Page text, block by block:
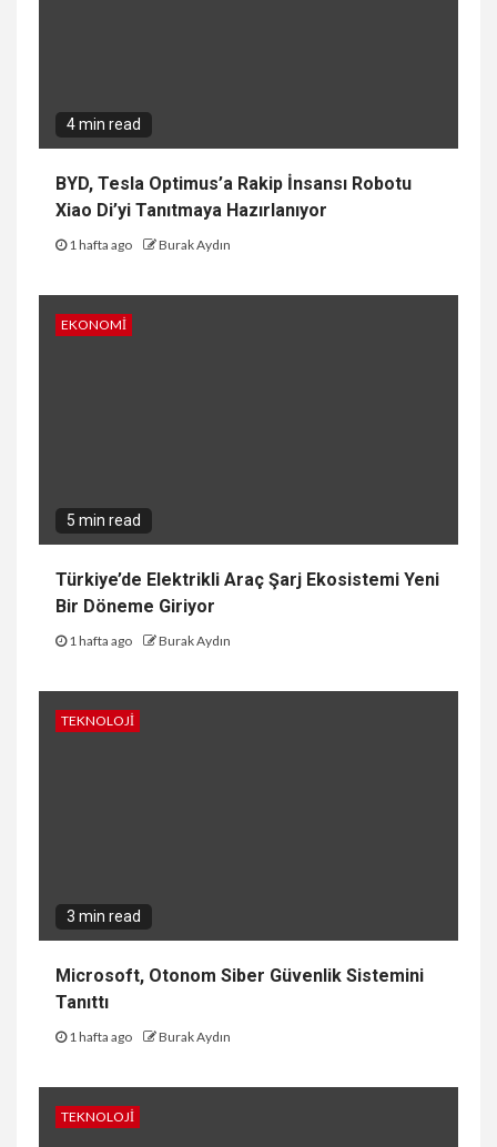
4 min read
BYD, Tesla Optimus’a Rakip İnsansı Robotu
Xiao Di’yi Tanıtmaya Hazırlanıyor
1 hafta ago Burak Aydın
EKONOMI
5 min read
Türkiye’de Elektrikli Araç Şarj Ekosistemi Yeni
Bir Döneme Giriyor
1 hafta ago Burak Aydın
TEKNOLOJI
3 min read
Microsoft, Otonom Siber Güvenlik Sistemini
Tanıttı
1 hafta ago Burak Aydın
TEKNOLOJI